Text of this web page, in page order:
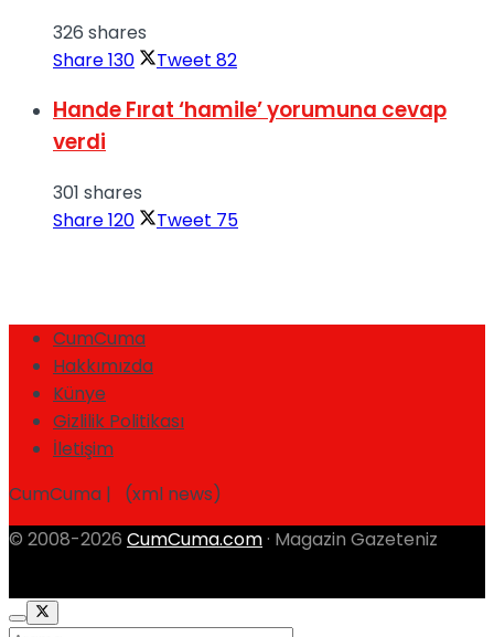
326 shares
Share130 Tweet 82
Hande Fırat ‘hamile’ yorumuna cevap
verdi
301 shares
Share120 Tweet 75
CumCuma
Hakkımızda
Künye
Gizlilik Politikası
İletişim
CumCuma | (xml news)
© 2008-2026 CumCuma.com · Magazin Gazeteniz